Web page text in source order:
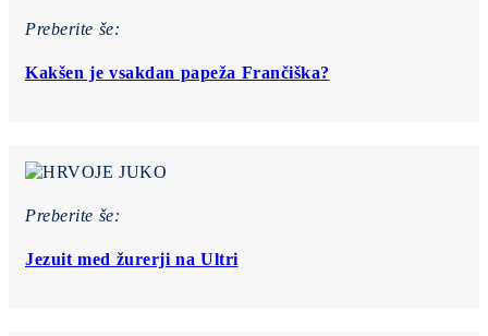
Preberite še:
Kakšen je vsakdan papeža Frančiška?
Preberite še:
Jezuit med žurerji na Ultri